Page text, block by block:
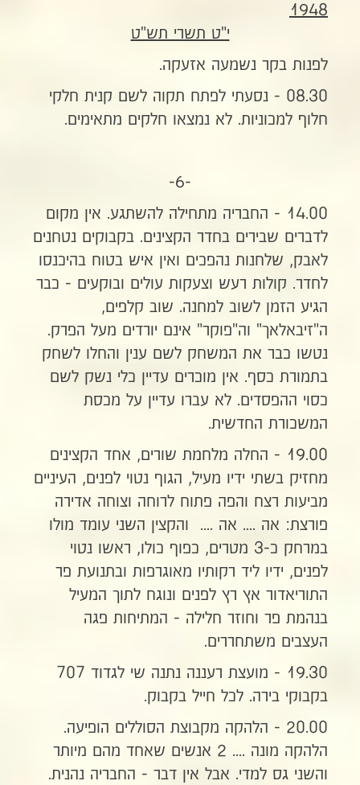
1948
י"ט תשרי תש"ט
לפנות בקר נשמעה אזעקה.
08.30 - נסעתי לפתח תקוה לשם קנית חלקי
חלוף למכוניות. לא נמצאו חלקים מתאימים.
-6-
14.00 - החבריה מתחילה להשתגע. אין מקום
לדברים שבירים בחדר הקצינים. בקבוקים נטחנים
לאבק, שלחנות נהפכים ואין איש בטוח בהיכנסו
לחדר. קולות רעש וצעקות עולים ובוקעים - כבר
הגיע הזמן לשוב למחנה. שוב קלפים,
ה"זיבאלאך" וה"פוקר" אינם יורדים מעל הפרק.
נטשו כבר את המשחק לשם ענין והחלו לשחק
בתמורת כסף. אין מוכרים עדיין כלי נשק לשם
כסוי ההפסדים. לא עברו עדיין על מכסת
המשכורת החדשית.
19.00 - החלה מלחמת שורים, אחד הקצינים
מחזיק בשתי ידיו מעיל, הגוף נטוי לפנים, העיניים
מביעות רצח והפה פתוח לרוחה וצוחה אדירה
פורצת: אה .... אה .... והקצין השני עומד מולו
במרחק כ-3 מטרים, כפוף כולו, ראשו נטוי
לפנים, ידיו ליד רקותיו מאוגרפות ובתנועת פר
התוריאדור אץ רץ לפנים ונוגח לתוך המעיל
בנהמת פר וחוזר חלילה - המתיחות פגה
העצבים משתחררים.
19.30 - מועצת רעננה נתנה שי לגדוד 707
בקבוקי בירה. לכל חייל בקבוק.
20.00 - הלהקה מקבוצת הסוללים הופיעה.
הלהקה מונה .... 2 אנשים שאחד מהם מיותר
והשני גס למדי. אבל אין דבר - החבריה נהנית.